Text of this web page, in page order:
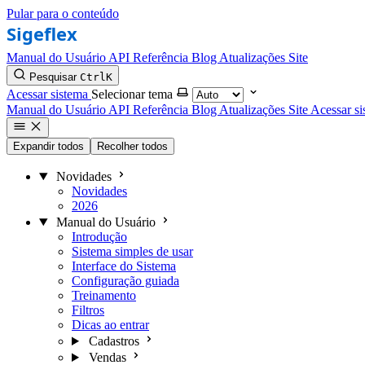
Pular para o conteúdo
Manual do Usuário API Referência Blog Atualizações Site
Pesquisar CtrlK
Acessar sistema Selecionar tema
Manual do Usuário API Referência Blog Atualizações Site Acessar
Expandir todos Recolher todos
Novidades
Novidades
2026
Manual do Usuário
Introdução
Sistema simples de usar
Interface do Sistema
Configuração guiada
Treinamento
Filtros
Dicas ao entrar
Cadastros
Vendas